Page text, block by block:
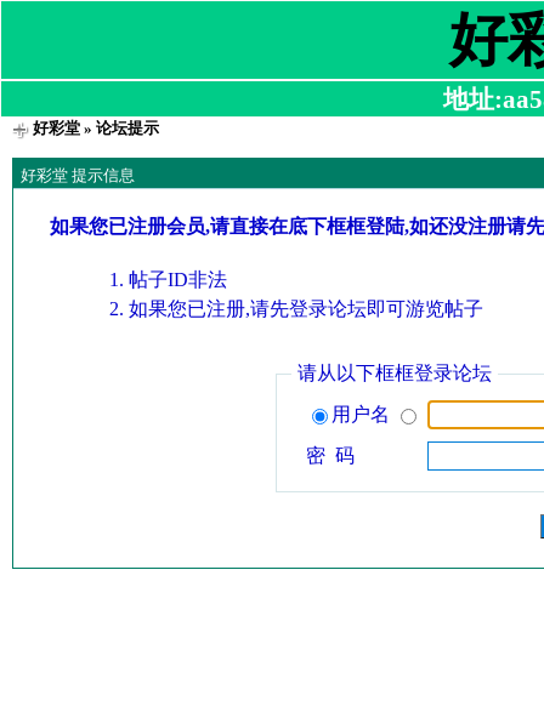
好
地址
好彩堂» 论坛提示
好彩堂 提示信息
如果您已注册会员,请直接在底下框框登陆,如还没注册请
帖子ID非法
如果您已注册,请先登录论坛即可游览帖子
请从以下框框登录论坛
用户名
密 码